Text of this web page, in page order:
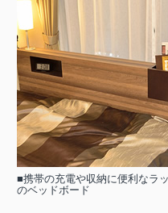
■携帯の充電や収納に便利なラ
のベッドボード